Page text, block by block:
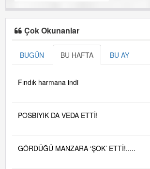
Çok Okunanlar
BUGÜN BU HAFTA BU AY
Fındık harmana indi
POSBIYIK DA VEDA ETTİ!
GÖRDÜĞÜ MANZARA ‘ŞOK’ ETTİ!.....